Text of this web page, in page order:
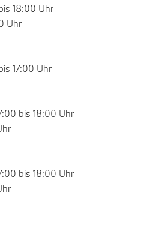
18:00 Uhr
Uhr
17:00 Uhr
bis 18:00 Uhr
bis 18:00 Uhr